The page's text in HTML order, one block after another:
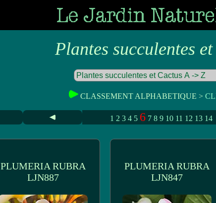
Plantes succulentes
CLASSEMENT ALPHABETIQUE >
1 2 3 4 5 6 7 8 9 10 11 12 13 14
PLUMERIA RUBRA
LJN887
PLUMERIA RUBRA
LJN847